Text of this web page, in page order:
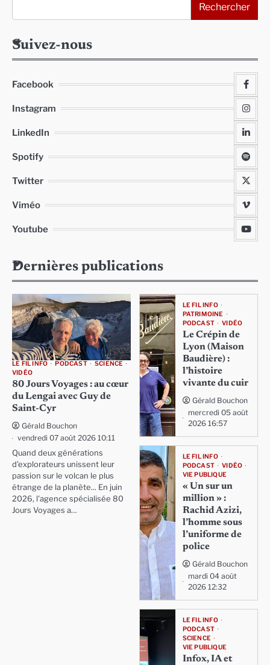
Rechercher
Suivez-nous
Facebook
Instagram
LinkedIn
Spotify
Twitter
Viméo
Youtube
Dernières publications
LE FIL INFO PODCAST
SCIENCE
VIDÉO
80 Jours Voyages : au cœur
du Lengai avec Guy de
Saint-Cyr
Gérald Bouchon
vendredi 07 août 2026 10:11
Quand deux générations
d'explorateurs unissent leur
passion sur le volcan le plus
étrange de la planète... En juin
2026, l'agence spécialisée 80
Jours Voyages a…
LE FIL INFO
PATRIMOINE
PODCAST
VIDÉO
Le Crépin de
Lyon (Maison
Baudière) :
l’histoire
vivante du cuir
Gérald Bouchon
mercredi 05 août
2026 16:57
LE FIL INFO
PODCAST
VIDÉO
VIE PUBLIQUE
« Un sur un
million » :
Rachid Azizi,
l’homme sous
l’uniforme de
police
Gérald Bouchon
mardi 04 août
2026 12:32
LE FIL INFO
PODCAST
SCIENCE
VIE PUBLIQUE
Infox, IA et